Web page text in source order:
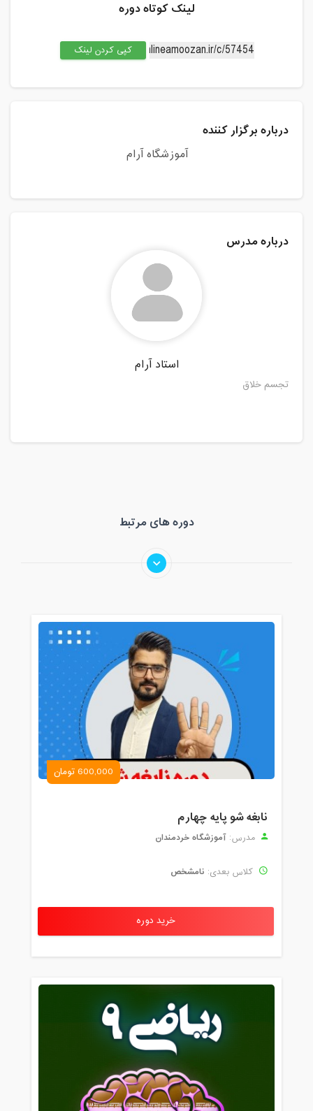
20:00
20:00
شنبه، 3 آبان 1404 / ساعت: 17:00 - 20:00
مدت کلاس : 03:00 ساعت
20:00
مدت کلاس : 03:00 ساعت
لینک کوتاه دوره
کپی کردن لینک
درباره برگزار کننده
آموزشگاه آرام
درباره مدرس
استاد آرام
تجسم خلاق
دوره های مرتبط
600,000 تومان
نابغه شو پایه چهارم
مدرس: آموزشگاه خردمندان
کلاس بعدی: نامشخص
خرید دوره